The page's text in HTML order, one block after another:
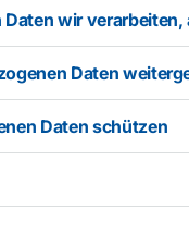
wir
Daten
Daten schützen